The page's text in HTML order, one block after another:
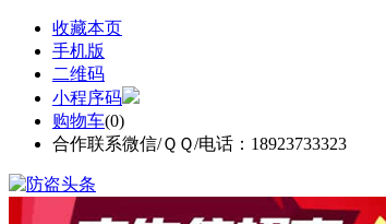
收藏本页
手机版
二维码
小程序码
购物车(0)
合作联系微信/ＱＱ/电话：18923733323